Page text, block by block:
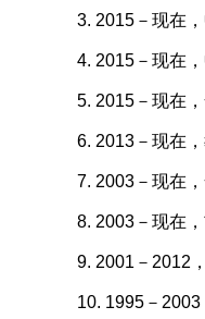
3. 2015－现在
4. 2015－现在
5. 2015－现在
6. 2013－现在
7. 2003－现在
8. 2003－现在
9. 2001－2012
10. 1995－